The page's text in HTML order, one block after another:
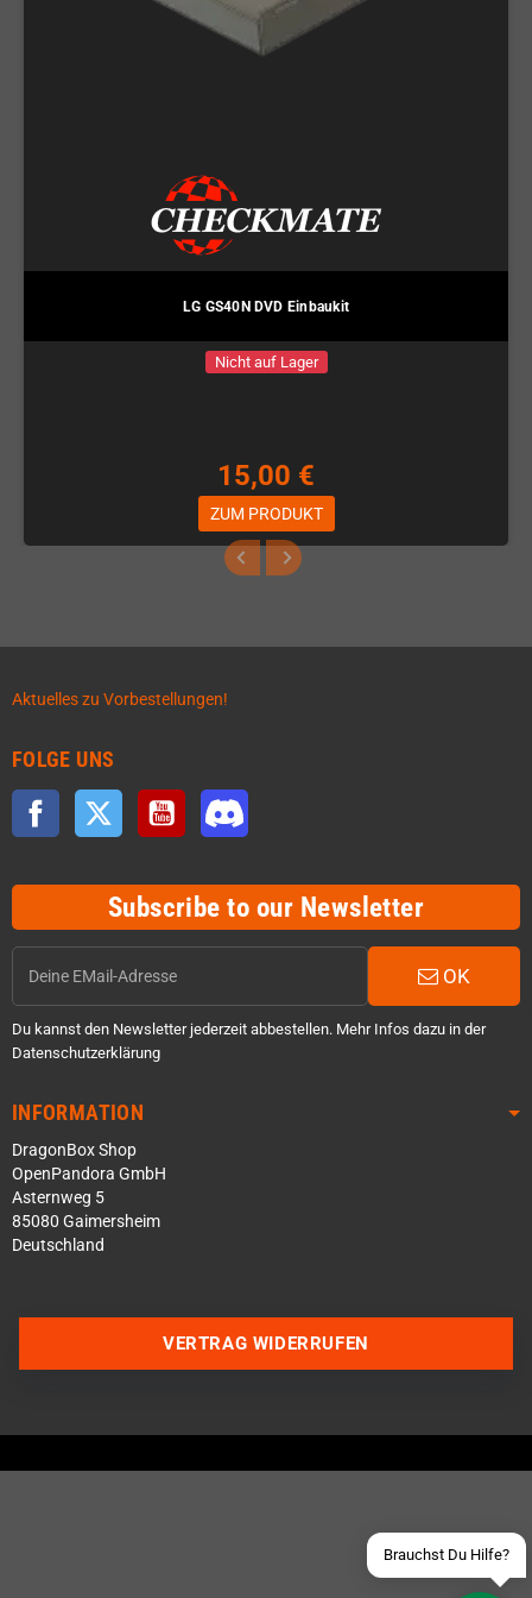
LG GS40N DVD Einbaukit
Nicht auf Lager
15,00 €
ZUM PRODUKT
Aktuelles zu Vorbestellungen!
FOLGE UNS
Facebook Twitter YouTube
Subscribe to our Newsletter
OK
Du kannst den Newsletter jederzeit abbestellen. Mehr Infos dazu in der
Datenschutzerklärung
INFORMATION
DragonBox Shop
OpenPandora GmbH
Asternweg 5
85080 Gaimersheim
Deutschland
Brauchst Du Hilfe?
Schick uns eine eMail
VERTRAG WIDERRUFEN